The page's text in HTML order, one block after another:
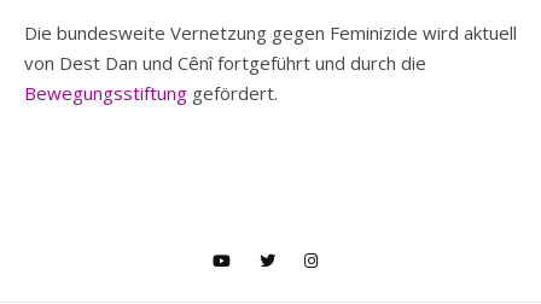
Die bundesweite Vernetzung gegen Feminizide wird aktuell
von Dest Dan und Cênî fortgeführt und durch die
Bewegungsstiftung gefördert.